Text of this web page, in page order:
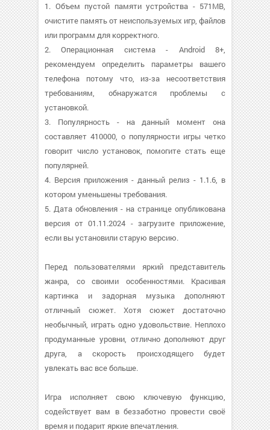
1. Объем пустой памяти устройства - 571MB,
очистите память от неиспользуемых игр, файлов
или программ для корректного.
2. Операционная система - Android 8+,
рекомендуем определить параметры вашего
телефона потому что, из-за несоответствия
требованиям, обнаружатся проблемы с
установкой.
3. Популярность - на данный момент она
составляет 410000, о популярности игры четко
говорит число установок, помогите стать еще
популярней.
4. Версия приложения - данный релиз - 1.1.6, в
котором уменьшены требования.
5. Дата обновления - на странице опубликована
версия от 01.11.2024 - загрузите приложение,
если вы установили старую версию.
Перед пользователями яркий представитель
жанра, со своими особенностями. Красивая
картинка и задорная музыка дополняют
отличный сюжет. Хотя сюжет достаточно
необычный, играть одно удовольствие. Неплохо
продуманные уровни, отлично дополняют друг
друга, а скорость происходящего будет
увлекать вас все больше.
Игра исполняет свою ключевую функцию,
содействует вам в беззаботно провести своё
время и подарит яркие впечатления.